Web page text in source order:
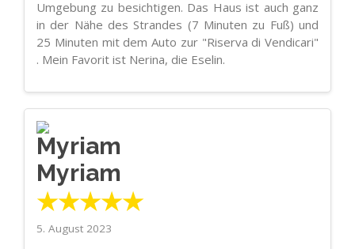
Umgebung zu besichtigen. Das Haus ist auch ganz
in der Nähe des Strandes (7 Minuten zu Fuß) und
25 Minuten mit dem Auto zur "Riserva di Vendicari"
. Mein Favorit ist Nerina, die Eselin.
Myriam
★★★★★
5. August 2023